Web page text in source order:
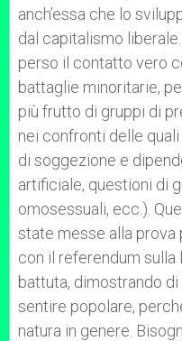
anch’essa che lo
dal capitalismo
perso il contatto vero
battaglie minoritarie,
più frutto di gruppi di
nei confronti delle
di soggezione e
artificiale, questioni di
omosessuali, ecc.).
state messe alla prova
con il referendum
battuta, dimostrando
sentire popolare,
natura in genere.